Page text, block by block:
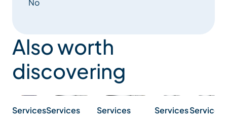
No
Also worth
discovering
ServicesServices Services ServicesServices